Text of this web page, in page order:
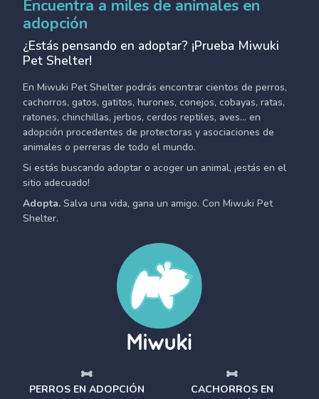
Encuentra a miles de animales en
adopción
¿Estás pensando en adoptar? ¡Prueba Miwuki
Pet Shelter!
En Miwuki Pet Shelter podrás encontrar cientos de perros,
cachorros, gatos, gatitos, hurones, conejos, cobayas, ratas,
ratones, chinchillas, jerbos, cerdos reptiles, aves... en
adopción procedentes de protectoras y asociaciones de
animales o perreras de todo el mundo.
Si estás buscando adoptar o acoger un animal, ¡estás en el
sitio adecuado!
Adopta. Salva una vida, gana un amigo. Con Miwuki Pet
Shelter.
PERROS EN ADOPCIÓN
CACHORROS EN